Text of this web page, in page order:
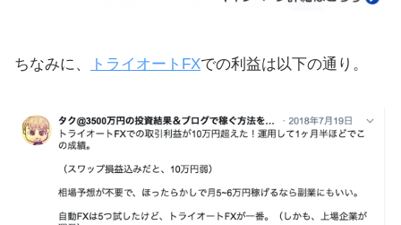
ちなみに、 トライオートFXでの利益は以下の通り。